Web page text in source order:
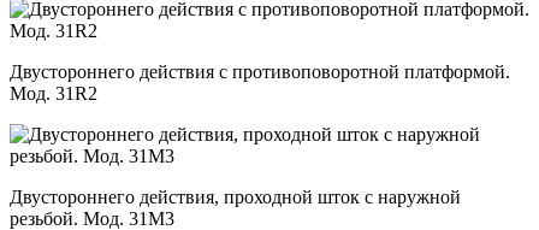
Двустороннего действия с противоповоротной платформой.
Мод. 31R2
Двустороннего действия, проходной шток с наружной
резьбой. Мод. 31M3